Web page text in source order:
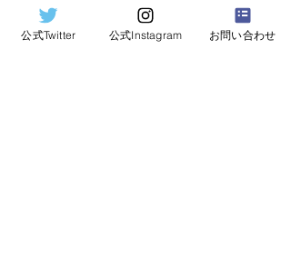
2025年4月11日
公式Twitter 公式Instagram お問い合わせ